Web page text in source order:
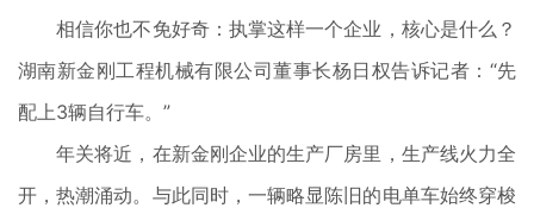
相信你也不免好奇：执掌这样一个企业，核心是什么？
湖南新金刚工程机械有限公司董事长杨日权告诉记者：“先
配上3辆自行车。”
年关将近，在新金刚企业的生产厂房里，生产线火力全
开，热潮涌动。与此同时，一辆略显陈旧的电单车始终穿梭